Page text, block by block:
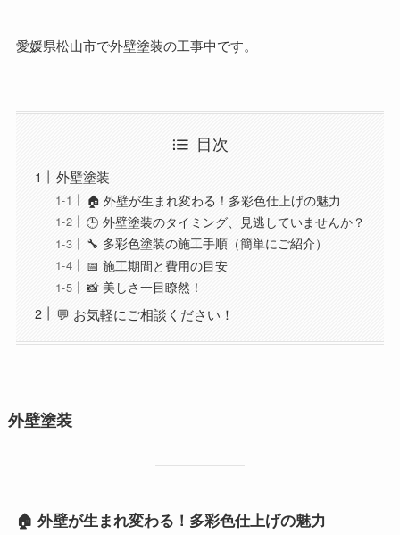
愛媛県松山市で外壁塗装の工事中です。
目次
外壁塗装
🏠 外壁が生まれ変わる！多彩色仕上げの魅力
🕒 外壁塗装のタイミング、見逃していませんか？
🔧 多彩色塗装の施工手順（簡単にご紹介）
📅 施工期間と費用の目安
📸 美しさ一目瞭然！
💬 お気軽にご相談ください！
外壁塗装
🏠 外壁が生まれ変わる！多彩色仕上げの魅力